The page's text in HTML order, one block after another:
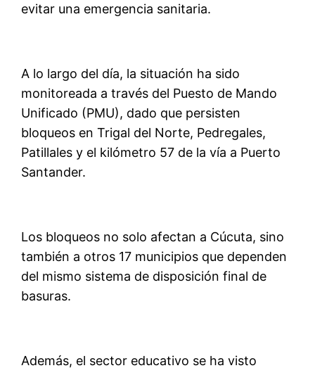
evitar una emergencia sanitaria.
A lo largo del día, la situación ha sido
monitoreada a través del Puesto de Mando
Unificado (PMU), dado que persisten
bloqueos en Trigal del Norte, Pedregales,
Patillales y el kilómetro 57 de la vía a Puerto
Santander.
Los bloqueos no solo afectan a Cúcuta, sino
también a otros 17 municipios que dependen
del mismo sistema de disposición final de
basuras.
Además, el sector educativo se ha visto